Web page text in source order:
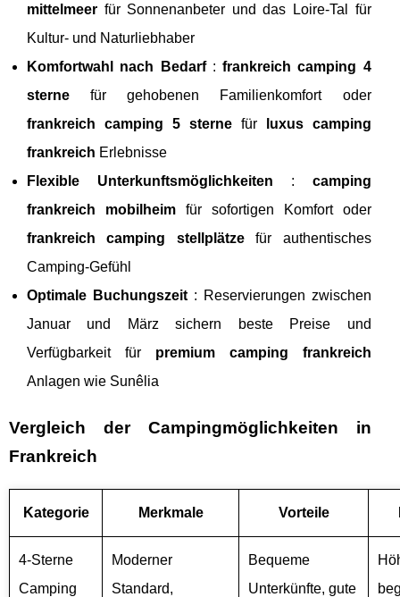
mittelmeer für Sonnenanbeter und das Loire-Tal für
Kultur- und Naturliebhaber
Komfortwahl nach Bedarf:frankreich camping 4
sterne für gehobenen Familienkomfort oder
frankreich camping 5 sternefür
luxus camping
frankreich Erlebnisse
Flexible Unterkunftsmöglichkeiten : camping
frankreich mobilheimfür sofortigen Komfort oder
frankreich camping stellplätzefür authentisches
Camping-Gefühl
Optimale Buchungszeit: Reservierungen zwischen
Januar und März sichern beste Preise und
Verfügbarkeit für premium camping frankreich
Anlagen wie Sunêlia
Vergleich der Campingmöglichkeiten in
Frankreich
Kategorie Merkmale Vorteile
4-Sterne
Camping
Moderner
Standard,
Bequeme
Unterkünfte, gute